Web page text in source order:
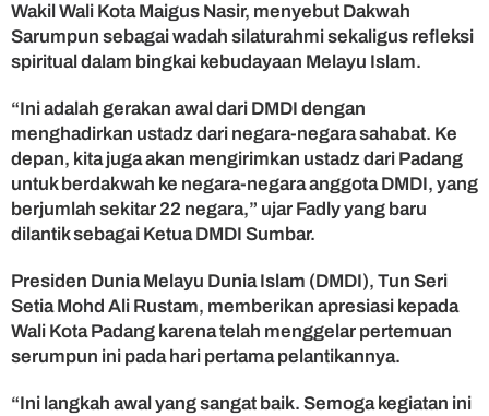
-
3
5
M
e
n
g
g
e
m
M
a
n
a
Wakil Wali Kota Maigus Nasir, menyebut Dakwah
Sarumpun sebagai wadah silaturahmi sekaligus refleksi
spiritual dalam bingkai kebudayaan Melayu Islam.
“Ini adalah gerakan awal dari DMDI dengan
menghadirkan ustadz dari negara-negara sahabat. Ke
depan, kita juga akan mengirimkan ustadz dari Padang
untuk berdakwah ke negara-negara anggota DMDI, yang
berjumlah sekitar 22 negara,” ujar Fadly yang baru
dilantik sebagai Ketua DMDI Sumbar.
Presiden Dunia Melayu Dunia Islam (DMDI), Tun Seri
Setia Mohd Ali Rustam, memberikan apresiasi kepada
Wali Kota Padang karena telah menggelar pertemuan
serumpun ini pada hari pertama pelantikannya.
“Ini langkah awal yang sangat baik. Semoga kegiatan ini